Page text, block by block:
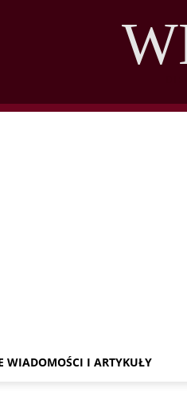
WIADOMOŚCI I ARTYKUŁY